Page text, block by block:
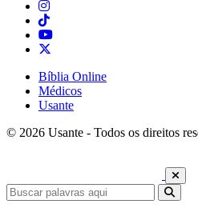
Bíblia Online
Médicos
Usante
© 2026 Usante - Todos os direitos